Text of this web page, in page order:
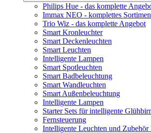
Philips Hue - das komplette
Immax NEO - komplettes
Trio Wiz - das komplette Angebot
Smart Kronleuchter
Smart Deckenleuchten
Smart Leuchten
Intelligente Lampen
Smart Spotleuchten
Smart Badbeleuchtung
Smart Wandleuchten
Smart Außenbeleuchtung
Intelligente Lampen
Starter Sets für intelligente
Fernsteuerung
Intelligente Leuchten und Zubehör